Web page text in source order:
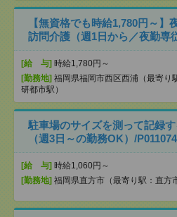
【無資格でも時給1,780円～】
訪問介護（週1日から／夜勤専
[給 与] 時給1,780円～
[勤務地] 福岡県福岡市西区西浦（最寄り
研都市駅）
駐車場のサイズを測って記録
（週3日～の勤務OK）/
[給 与] 時給1,060円～
[勤務地] 福岡県直方市（最寄り駅：直方